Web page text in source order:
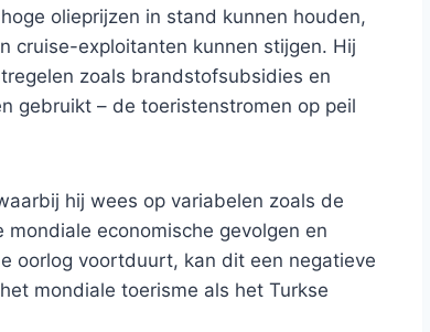
olieprijzen in stand kunnen houden,
cruise-exploitanten kunnen stijgen. Hij
zoals brandstofsubsidies en
gebruikt – de toeristenstromen op peil
hij wees op variabelen zoals de
economische gevolgen en
oorlog voortduurt, kan dit een negatieve
mondiale toerisme als het Turkse